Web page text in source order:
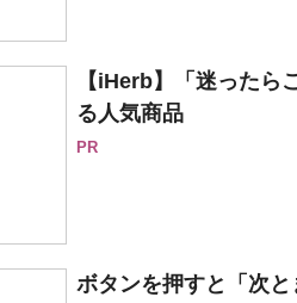
【iHerb】「迷った
る人気商品
PR
ボタンを押すと「次